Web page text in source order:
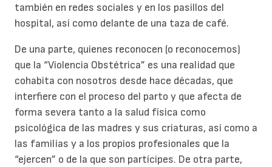
también en redes sociales y en los pasillos del
hospital, así como delante de una taza de café.
De una parte, quienes reconocen (o reconocemos)
que la “Violencia Obstétrica” es una realidad que
cohabita con nosotros desde hace décadas, que
interfiere con el proceso del parto y que afecta de
forma severa tanto a la salud física como
psicológica de las madres y sus criaturas, así como a
las familias y a los propios profesionales que la
“ejercen” o de la que son partícipes. De otra parte,